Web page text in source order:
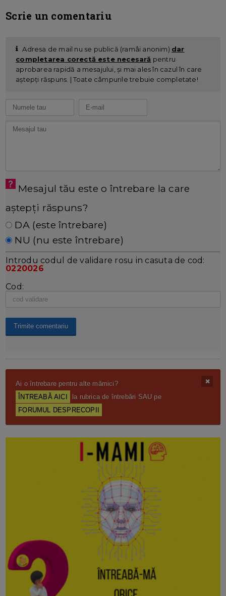
Scrie un comentariu
Adresa de mail nu se publică (ramâi anonim) dar
completarea corectă este necesară pentru
aprobarea rapidă a mesajului, și mai ales în cazul în care
aștepți răspuns. | Toate câmpurile trebuie completate!
Mesajul tău este o întrebare la care
aștepți răspuns?
DA (este întrebare)
NU (nu este întrebare)
Introdu codul de validare rosu in casuta de cod:
0220026
Cod:
Ai o întrebare pentru alte mămici?
ÎNTREABĂ AICI
la rubrica de întrebări SAU pe
FORUMUL DESPRECOPII